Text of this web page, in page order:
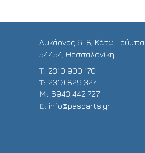
Λυκάονος 6-8, Κάτω Τούμπα
54454, Θεσσαλονίκη
Τ: 2310 900 170
T: 2310 829 327
Μ: 6943 442 727
E: info@pasparts.gr